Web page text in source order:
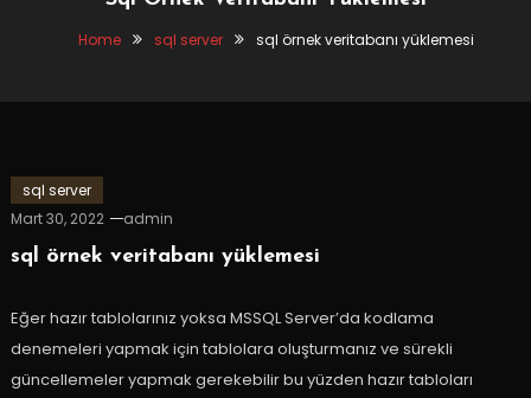
Home sql server sql örnek veritabanı yüklemesi
sql server
Mart 30, 2022
admin
sql örnek veritabanı yüklemesi
Eğer hazır tablolarınız yoksa MSSQL Server’da kodlama
denemeleri yapmak için tablolara oluşturmanız ve sürekli
güncellemeler yapmak gerekebilir bu yüzden hazır tabloları